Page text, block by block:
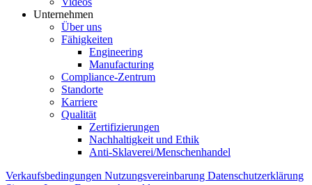
Unternehmen
Über uns
Fähigkeiten
Engineering
Manufacturing
Compliance-Zentrum
Standorte
Karriere
Qualität
Zertifizierungen
Nachhaltigkeit und Ethik
Anti-Sklaverei/Menschenhandel
Verkaufsbedingungen Nutzungsvereinbarung Datenschutzerklärung